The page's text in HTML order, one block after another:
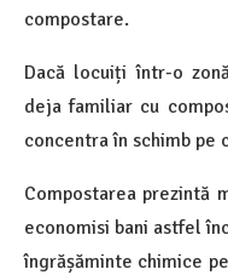
compostare.
Dacă locuiți într-o
deja familiar cu
concentra în schimb pe
Compostarea prezintă
economisi bani astfel
îngrășăminte chimice